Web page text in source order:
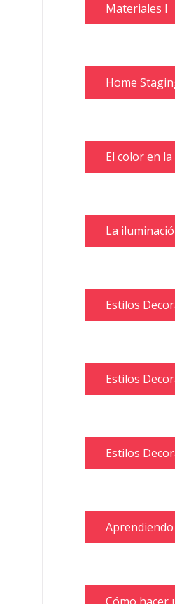
Materiales I
Home
El color en
La
Estilos
Estilos
Estilos